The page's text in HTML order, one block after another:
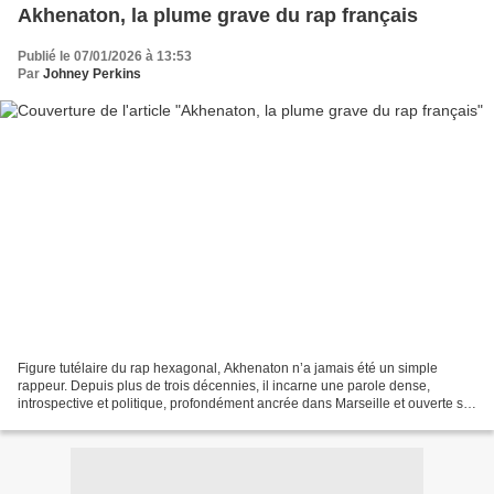
Akhenaton, la plume grave du rap français
Publié le 07/01/2026 à 13:53
Par Johney Perkins
Figure tutélaire du rap hexagonal, Akhenaton n’a jamais été un simple
rappeur. Depuis plus de trois décennies, il incarne une parole dense,
introspective et politique, profondément ancrée dans Marseille et ouverte sur